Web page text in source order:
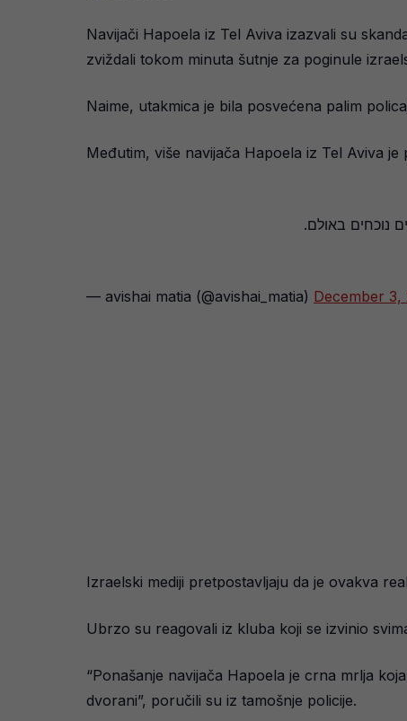
Navijači Hapoela iz Tel Aviva izazvali su
zviždali tokom minuta šutnje za poginule
Naime, utakmica je bila posvećena palim
Međutim, više navijača Hapoela iz Tel Aviva
נוכחים באולם.
— avishai matia (@avishai_matia) December 3,
Izraelski mediji pretpostavljaju da je ovakva
Ubrzo su reagovali iz kluba koji se izvinio
“Ponašanje navijača Hapoela je crna mrlja
dvorani”, poručili su iz tamošnje policije.